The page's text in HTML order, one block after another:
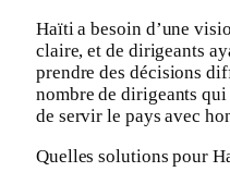
Haïti a besoin d’une
claire, et de dirigeants
prendre des décisions
nombre de dirigeants
de servir le pays avec
Quelles solutions pour